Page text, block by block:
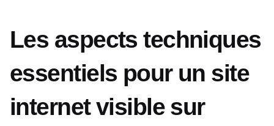
Les aspects techniques
essentiels pour un site
internet visible sur